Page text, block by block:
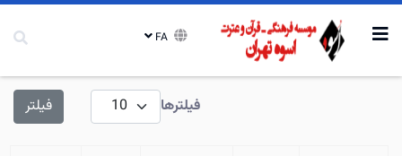
فیلترها نمایش # فیلتر